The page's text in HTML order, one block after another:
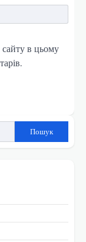
в цьому
Пошук